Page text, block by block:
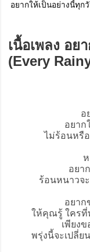
เนื้อเพลง อย
(Every
อ
อยาก
ไม่ร้อนหรื
อยา
ร้อนหนาวจ
อยา
ให้คุณรู้ ใครที่
เพียง
พรุ่งนี้จะเปลี่ย